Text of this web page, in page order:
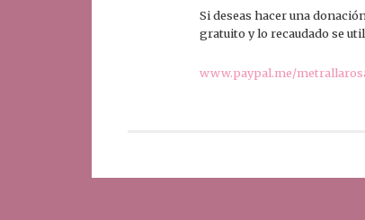
Si deseas hacer una
gratuito y lo recaudado se
www.paypal.me/